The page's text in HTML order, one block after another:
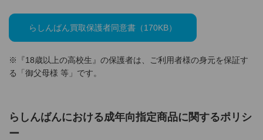
らしんばん買取保護者同意書（170KB）
※『18歳以上の高校生』の保護者は、ご利用者様の身元を保証す
る「御父母様 等」です。
らしんばんにおける成年向指定商品に関するポリシ
ー